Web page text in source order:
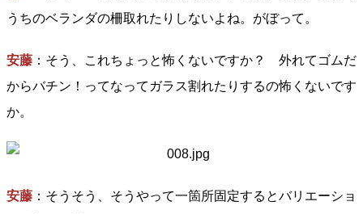
うちのベランダの柵取れたりしないよね。がぼって。
安藤 ：そう、これちょっと怖くないですか？ 外れてゴムだ
からバチン！ってなってガラス割れたりするの怖くないです
か。
安藤 ：そうそう、そうやって一箇所固定するとバリエーショ